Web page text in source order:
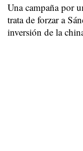
Una campaña por
trata de forzar a
inversión de la